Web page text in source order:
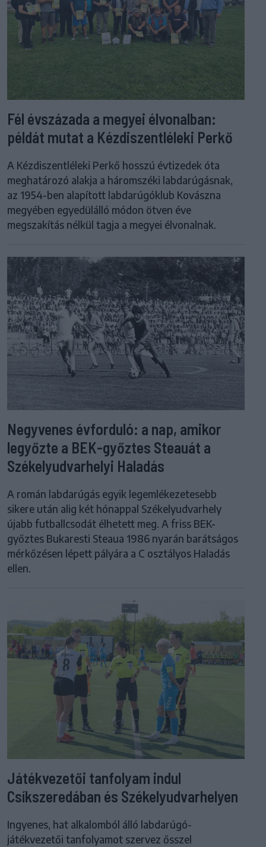
Fél évszázada a megyei élvonalban:
példát mutat a Kézdiszentléleki Perkő
A Kézdiszentléleki Perkő hosszú évtizedek óta
meghatározó alakja a háromszéki labdarúgásnak,
az 1954-ben alapított labdarúgóklub Kovászna
megyében egyedülálló módon ötven éve
megszakítás nélkül tagja a megyei élvonalnak.
Negyvenes évforduló: a nap, amikor
legyőzte a BEK-győztes Steauát a
Székelyudvarhelyi Haladás
A román labdarúgás egyik legemlékezetesebb
sikere után alig két hónappal Székelyudvarhely
újabb futballcsodát élhetett meg. A friss BEK-
győztes Bukaresti Steaua 1986 nyarán barátságos
mérkőzésen lépett pályára a C osztályos Haladás
ellen.
Játékvezetői tanfolyam indul
Csíkszeredában és Székelyudvarhelyen
Ingyenes, hat alkalomból álló labdarúgó-
játékvezetői tanfolyamot szervez ősszel